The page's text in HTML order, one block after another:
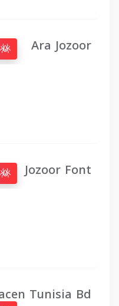
Ara Jozoor
Jozoor Font
Tunisia Bd